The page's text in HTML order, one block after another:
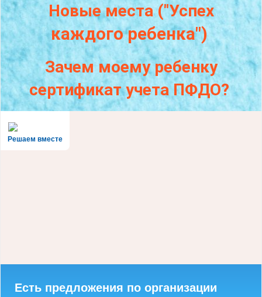
Новые места ("Успех
каждогоребенка")
Зачем моему ребенку
сертификат учета ПФДО?
Решаем вместе
Есть предложения по организации